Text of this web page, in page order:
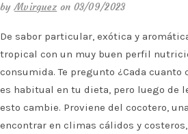
byMvirguez on 03/09/2023
De sabor particular, exótica y
tropical con un muy buen perfil
consumida. Te pregunto ¿Cada cuanto
es habitual en tu dieta, pero luego de
esto cambie. Proviene del cocotero,
encontrar en climas cálidos y